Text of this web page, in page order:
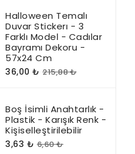
Halloween Temalı
Duvar Stickerı - 3
Farklı Model - Cadılar
Bayramı Dekoru -
57x24 Cm
36,00 ₺ 215,88 ₺
Boş İsimli Anahtarlık -
Plastik - Karışık Renk -
Kişiselleştirilebilir
3,63 ₺ 6,60 ₺